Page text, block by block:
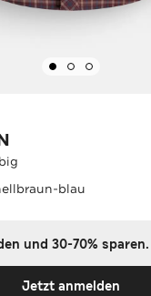
blau
und 30-70% sparen.
Jetzt anmelden